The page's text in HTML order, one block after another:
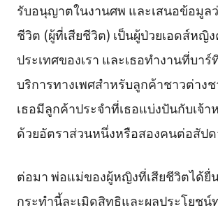
รับอนุญาตในงานศพ และเสนอข้อมูล
ชีวิต (ผู้ที่เสียชีวิต) เป็นผู้ป่วยเอดส์หญิ
ประเทศของเรา และเธอทำงานที่บา
บริการทางเพศสำหรับลูกค้าชาวต่าง
เธอมีลูกค้าประจำที่เธอแบ่งปันกับเจ้
ด้วยอัตราส่วนหนึ่งหรือสองคนต่อสัป
ต่อมา พ่อแม่ของผู้หญิงที่เสียชีวิตได้ยื่
กระทำนี้ละเมิดสิทธิและผลประโยชน์